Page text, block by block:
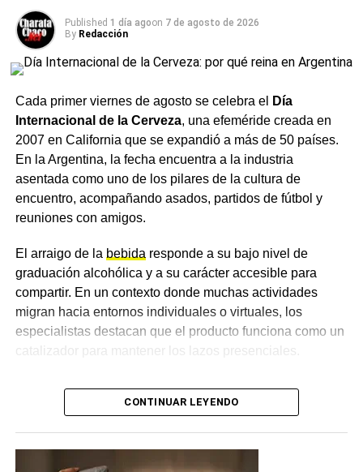
familias
Elhospital
familias que participaron, compartieron sus experiencias
único e irremplazable. Desde la institución remarcaron
que la leche materna no solo alimenta, sino que protege,
fortalece el vínculo entre mamá y bebé y aporta
beneficios para todo el binomio, para un comienzo
El hospital invitó a seguir sumando acciones que
es una responsabilidad de toda la comunidad.
Másnoticias de CharataenCharataChaco.Net.
Published 1 día agoon 7 de agosto de 2026
By Redacción
Cada primer viernes de agosto se celebra el
Día
Internacional de la Cerveza, una efeméride creada en
2007 en California que se expandió a más de 50 países.
En la Argentina, la fecha encuentra a la industria
asentada como uno de los pilares de la cultura de
encuentro, acompañando asados, partidos de fútbol y
reuniones con amigos.
El arraigo de la bebida responde a su bajo nivel de
graduación alcohólica y a su carácter accesible para
compartir. En un contexto donde muchas actividades
migran hacia entornos individuales o virtuales, los
especialistas destacan que el producto funciona como un
catalizador para mantener los lazos presenciales.
Cambios en las preferencias y
el auge de las opciones sin
alcohol
CONTINUAR LEYENDO